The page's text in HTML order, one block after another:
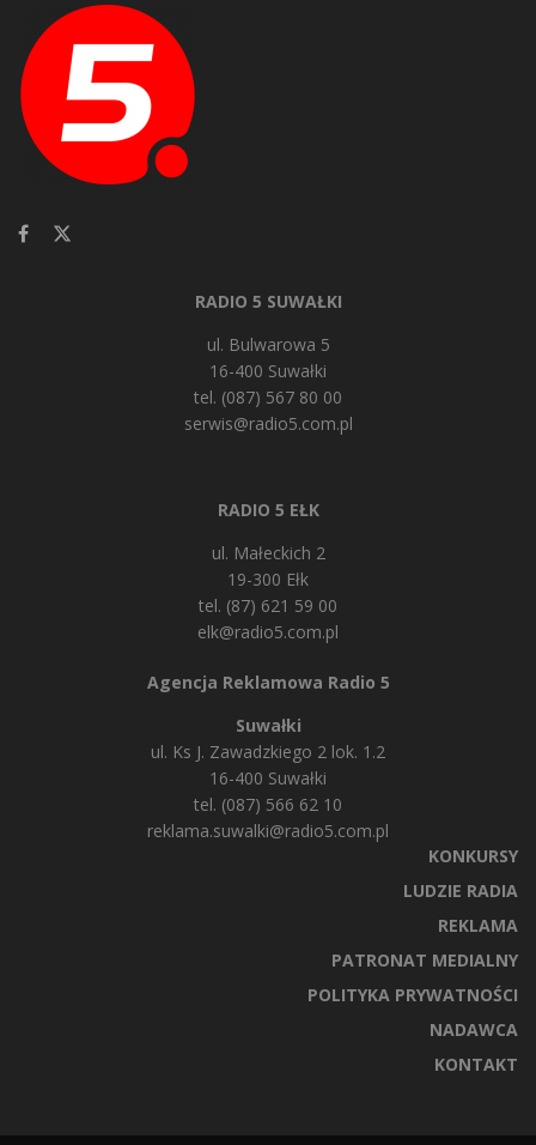
RADIO 5 SUWAŁKI
ul. Bulwarowa 5
16-400 Suwałki
tel. (087) 567 80 00
serwis@radio5.com.pl
RADIO 5 EŁK
ul. Małeckich 2
19-300 Ełk
tel. (87) 621 59 00
elk@radio5.com.pl
Agencja Reklamowa Radio 5
Suwałki
ul. Ks J. Zawadzkiego 2 lok. 1.2
16-400 Suwałki
tel. (087) 566 62 10
reklama.suwalki@radio5.com.pl
KONKURSY
LUDZIE RADIA
REKLAMA
PATRONAT MEDIALNY
POLITYKA PRYWATNOŚCI
NADAWCA
KONTAKT